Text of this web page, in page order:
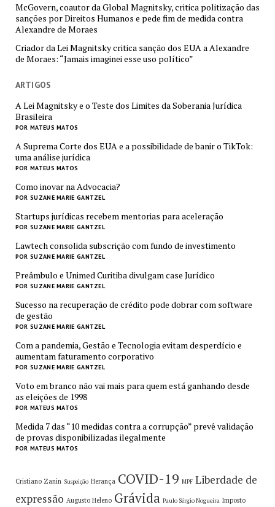
McGovern, coautor da Global Magnitsky, critica politização das
sanções por Direitos Humanos e pede fim de medida contra
Alexandre de Moraes
Criador da Lei Magnitsky critica sanção dos EUA a Alexandre
de Moraes: “Jamais imaginei esse uso político”
ARTIGOS
A Lei Magnitsky e o Teste dos Limites da Soberania Jurídica
Brasileira
POR MATEUS MATOS
A Suprema Corte dos EUA e a possibilidade de banir o TikTok:
uma análise jurídica
POR MATEUS MATOS
Como inovar na Advocacia?
POR SUZANE MARIE GANTZEL
Startups jurídicas recebem mentorias para aceleração
POR SUZANE MARIE GANTZEL
Lawtech consolida subscrição com fundo de investimento
POR SUZANE MARIE GANTZEL
Preâmbulo e Unimed Curitiba divulgam case Jurídico
POR SUZANE MARIE GANTZEL
Sucesso na recuperação de crédito pode dobrar com software
de gestão
POR SUZANE MARIE GANTZEL
Com a pandemia, Gestão e Tecnologia evitam desperdício e
aumentam faturamento corporativo
POR SUZANE MARIE GANTZEL
Voto em branco não vai mais para quem está ganhando desde
as eleições de 1998
POR MATEUS MATOS
Medida 7 das “10 medidas contra a corrupção” prevê validação
de provas disponibilizadas ilegalmente
POR MATEUS MATOS
Cristiano Zanin Suspeição Herança COVID-19 MPF Liberdade de
expressão Augusto Heleno Grávida Paulo Sérgio Nogueira Imposto